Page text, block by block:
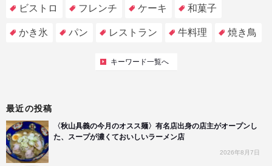
ビストロ フレンチ ケーキ 和菓子
かき氷 パン レストラン 牛料理 焼き鳥
キーワード一覧へ
最近の投稿
〈秋山具義の今月のオスス麺〉有名店出身の店主がオープンし
た、スープが濃くておいしいラーメン店
2026年8月7日